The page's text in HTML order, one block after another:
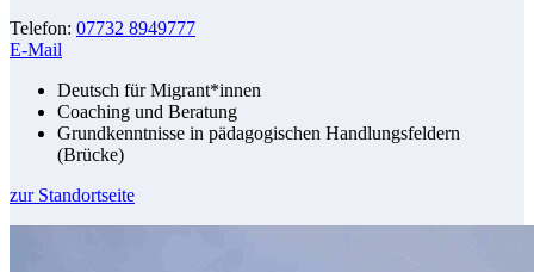
Telefon: 07732 8949777
E-Mail
Deutsch für Migrant*innen
Coaching und Beratung
Grundkenntnisse in pädagogischen Handlungsfeldern
(Brücke)
zur Standortseite